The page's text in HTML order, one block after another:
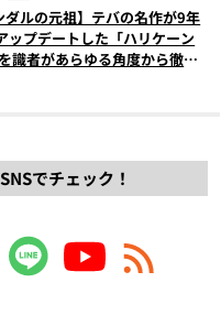
ダルの元祖】テバの名作が9年
ップデートした「ハリケーン
識者があらゆる角度から徹底
でチェック！